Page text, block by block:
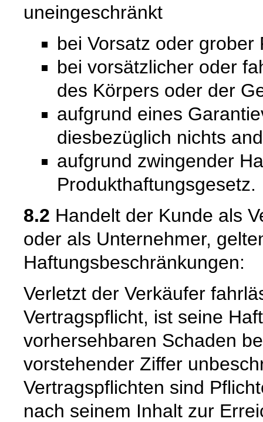
uneingeschränkt
bei Vorsatz oder grober
bei vorsätzlicher oder
des Körpers oder der
aufgrund eines
diesbezüglich nichts
aufgrund zwingender
Produkthaftungsgesetz.
8.2 Handelt der Kunde als
oder als Unternehmer,
Haftungsbeschränkungen:
Verletzt der Verkäufer
Vertragspflicht, ist seine
vorhersehbaren Schaden
vorstehender Ziffer
Vertragspflichten sind
nach seinem Inhalt zur